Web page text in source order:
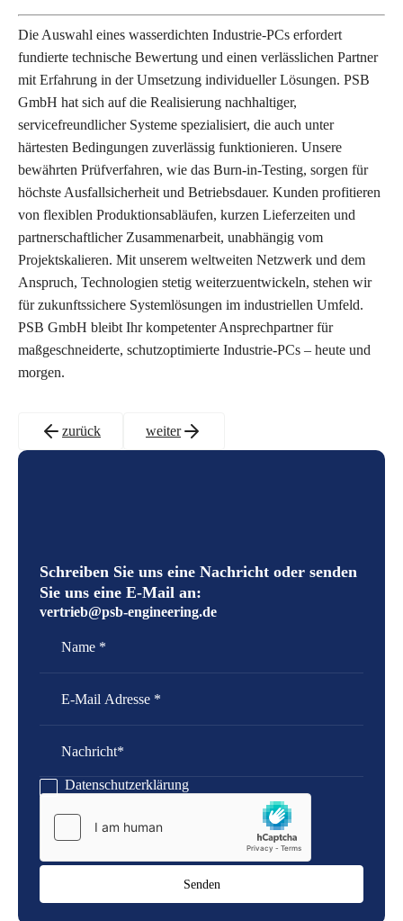
Die Auswahl eines wasserdichten Industrie-PCs erfordert
fundierte technische Bewertung und einen verlässlichen Partner
mit Erfahrung in der Umsetzung individueller Lösungen. PSB
GmbH hat sich auf die Realisierung nachhaltiger,
servicefreundlicher Systeme spezialisiert, die auch unter
härtesten Bedingungen zuverlässig funktionieren. Unsere
bewährten Prüfverfahren, wie das Burn-in-Testing, sorgen für
höchste Ausfallsicherheit und Betriebsdauer. Kunden profitieren
von flexiblen Produktionsabläufen, kurzen Lieferzeiten und
partnerschaftlicher Zusammenarbeit, unabhängig vom
Projektskalieren. Mit unserem weltweiten Netzwerk und dem
Anspruch, Technologien stetig weiterzuentwickeln, stehen wir
für zukunftssichere Systemlösungen im industriellen Umfeld.
PSB GmbH bleibt Ihr kompetenter Ansprechpartner für
maßgeschneiderte, schutzoptimierte Industrie-PCs – heute und
morgen.
zurück weiter
Schreiben Sie uns eine Nachricht oder senden
Sie uns eine E-Mail an:
vertrieb@psb-engineering.de
Datenschutzerklärung